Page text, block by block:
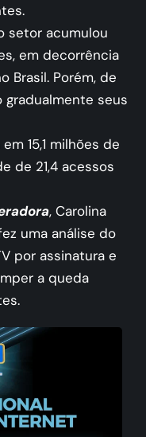
setor acumulou
em decorrência
Brasil. Porém, de
seus
15,1 milhões de
de 21,4 acessos
, Carolina
uma análise do
por assinatura e
a queda